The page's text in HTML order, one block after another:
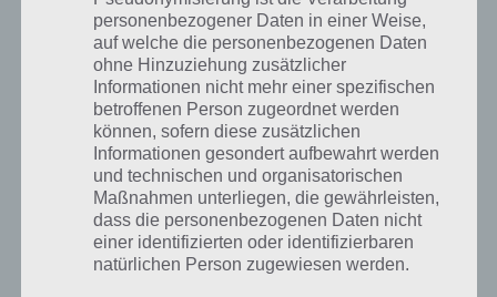
Zu guter letzt solltest du in Bike Unchained darauf achten, dass sich
der Bike-Zustand im grünen Bereich befindet. Mit jeder Mission und
jedem Sturz wird das Fahrrad beschädigt, was sich in dessen
Geschwindigkeit und Beschleunigung wiederspiegelt. Ein Bike im
schlechten Zustand kostet daher wertvolle Sekunden. Daher solltest
du dieses regelmäßig reparieren.
personenbezogener Daten in einer Weise,
auf welche die personenbezogenen Daten
ohne Hinzuziehung zusätzlicher
Informationen nicht mehr einer spezifischen
betroffenen Person zugeordnet werden
können, sofern diese zusätzlichen
Informationen gesondert aufbewahrt werden
und technischen und organisatorischen
Maßnahmen unterliegen, die gewährleisten,
dass die personenbezogenen Daten nicht
einer identifizierten oder identifizierbaren
natürlichen Person zugewiesen werden.